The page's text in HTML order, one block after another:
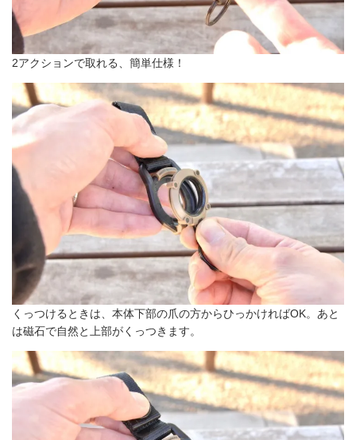
2アクションで取れる、簡単仕様！
くっつけるときは、本体下部の爪の方からひっかければOK。あと
は磁石で自然と上部がくっつきます。